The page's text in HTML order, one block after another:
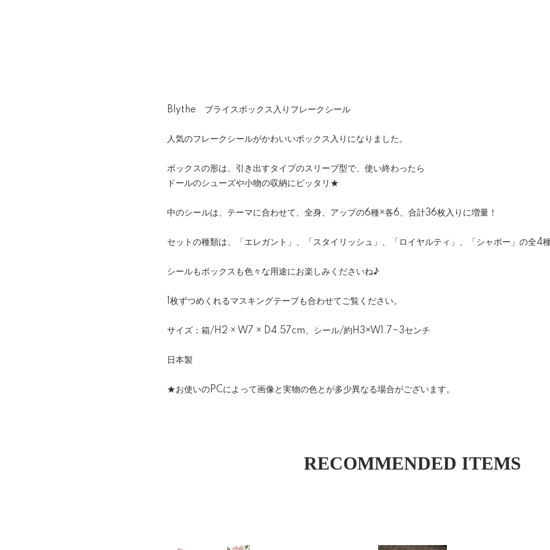
Blythe ブライスボックス入りフレークシール
人気のフレークシールがかわいいボックス入りになりました。
ボックスの形は、引き出すタイプのスリーブ型で、使い終わったら
ドールのシューズや小物の収納にピッタリ★
中のシールは、テーマに合わせて、全身、アップの6種×各6、合計36枚入りに増量！
セットの種類は、「エレガント」、「スタイリッシュ」、「ロイヤルティ」、「シャポー」の全4
シールもボックスも色々な用途にお楽しみくださいね♪
1枚ずつめくれるマスキングテープも合わせてご覧ください。
サイズ：箱/H2 × W7 × D4.57cm、シール/約H3×W1.7~3センチ
日本製
★お使いのPCによって画像と実物の色とが多少異なる場合がございます。
RECOMMENDED ITEMS